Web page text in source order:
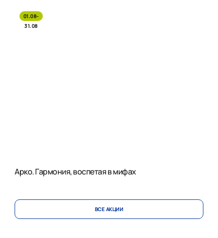
01.08-
31.08
Арко. Гармония, воспетая в мифах
ВСЕ АКЦИИ